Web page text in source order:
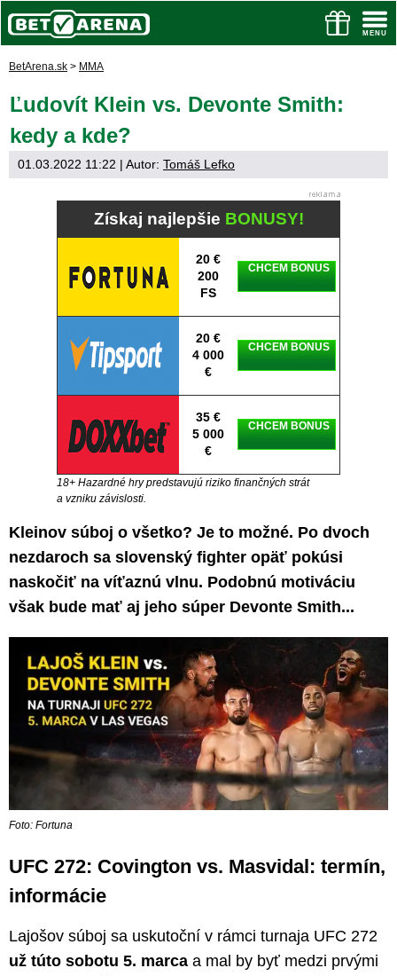
BetArena.sk > MMA
Ľudovít Klein vs. Devonte Smith:
kedy a kde?
01.03.2022 11:22 | Autor: Tomáš Lefko
Získaj najlepšie BONUSY!
20 €
200
FS
CHCEM BONUS
20 €
4 000
€
CHCEM BONUS
35 €
5 000
€
CHCEM BONUS
18+ Hazardné hry predstavujú riziko finančných strát
a vzniku závislosti.
Kleinov súboj o všetko? Je to možné. Po dvoch
nezdaroch sa slovenský fighter opäť pokúsi
naskočiť na víťaznú vlnu. Podobnú motiváciu
však bude mať aj jeho súper Devonte Smith...
Foto: Fortuna
UFC 272: Covington vs. Masvidal: termín,
informácie
Lajošov súboj sa uskutoční v rámci turnaja UFC 272
už túto sobotu 5. marca a mal by byť medzi prvými